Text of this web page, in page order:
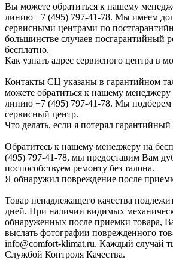
Вы можете обратиться к нашему
линию +7 (495) 797-41-78. Мы имеем
сервисными центрами по
большинстве случаев посгарантийный
бесплатно.
Как узнать адрес сервисного центра в
Контакты СЦ указаны в гарантийном
можете обратиться к нашему
линию +7 (495) 797-41-78. Мы
сервисный центр.
Что делать, если я потерял гарантийный
Обратитесь к нашему менеджеру на
(495) 797-41-78, мы предоставим Вам
поспособствуем ремонту без талона.
Я обнаружил повреждение после
Товар ненадлежащего качества
дней. При наличии видимых
обнаруженных после приемки товара,
выслать фотографии поврежденного
info@comfort-klimat.ru. Каждый случай
Службой Контроля Качества.